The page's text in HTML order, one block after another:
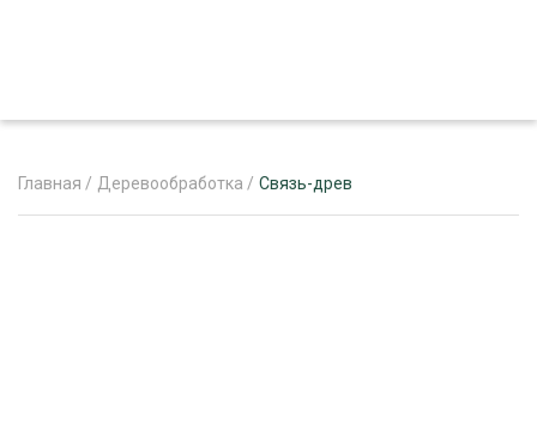
Главная / Деревообработка / Связь-древ